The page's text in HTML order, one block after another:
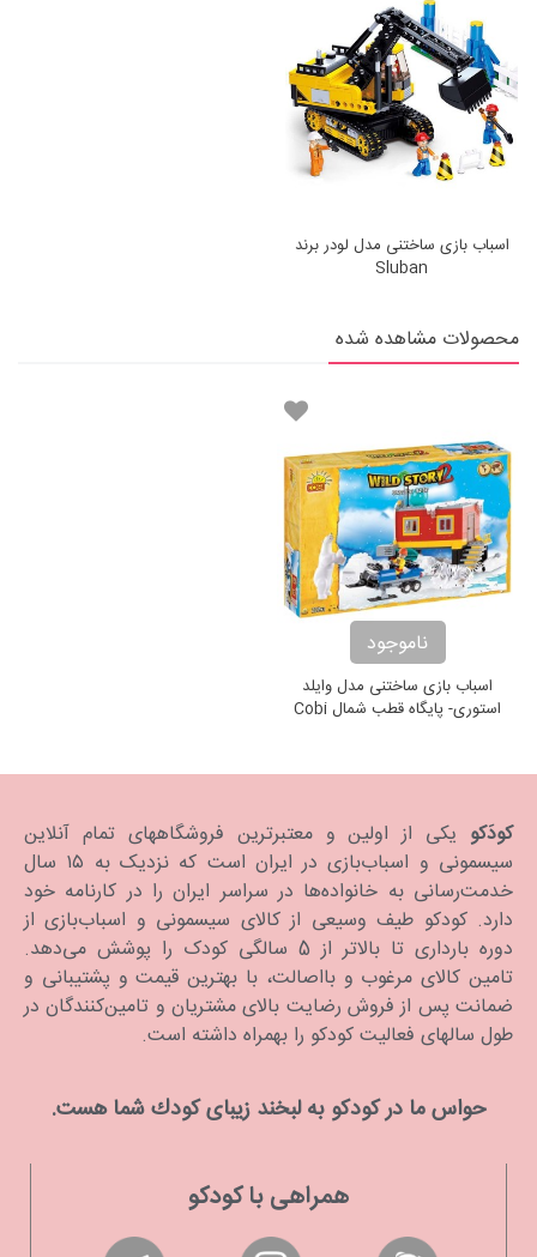
اسباب بازی ساختنی مدل لودر برند
Sluban
محصولات مشاهده شده
ناموجود
اسباب بازی ساختنی مدل وایلد
استوری- پایگاه قطب شمال Cobi
کودَکو یکی از اولین و معتبرترین فروشگاههای تمام آنلاین
سیسمونی و اسباب‌بازی در ایران است که نزدیک به ۱۵ سال
خدمت‌رسانی به خانواده‌ها در سراسر ایران را در کارنامه خود
دارد. كودكو طیف وسیعی از کالای سیسمونی و اسباب‌بازی از
دوره بارداری تا بالاتر از 5 سالگی کودک را پوشش می‌دهد.
تامین کالای مرغوب و بااصالت، با بهترین قیمت و پشتیبانی و
ضمانت پس از فروش رضایت بالای مشتریان و تامین‌کنندگان در
طول سالهای فعالیت کودکو را بهمراه داشته است.
حواس ما در كودكو به لبخند زیبای كودك شما هست.
همراهی با کودکو